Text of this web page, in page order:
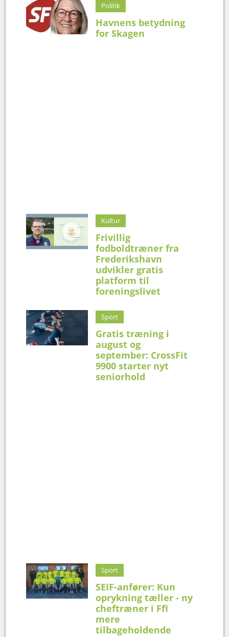
Politik
Havnens betydning
for Skagen
Kultur
Frivillig
fodboldtræner fra
Frederikshavn
udvikler gratis
platform til
foreningslivet
Sport
Gratis træning i
august og
september: CrossFit
9900 starter nyt
seniorhold
Sport
SEIF-anfører: Kun
oprykning tæller - ny
cheftræner i FfI
mere
tilbageholdende